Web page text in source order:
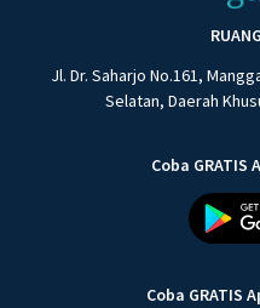
Jl. Dr. Saharjo No.161,
Selatan, Daerah
Coba
Coba GRATIS